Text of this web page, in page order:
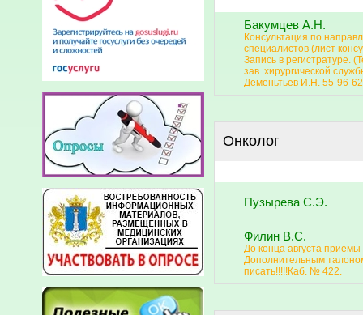
Бакумцев А.Н.
Консультация по
специалистов (лист
Запись в регистратуре.
зав. хирургической
Деменьтьев И.Н. 55-96-
Онколог
Пузырева С.Э.
Филин В.С.
До конца августа
Дополнительным
писать!!!!!Каб. № 422.